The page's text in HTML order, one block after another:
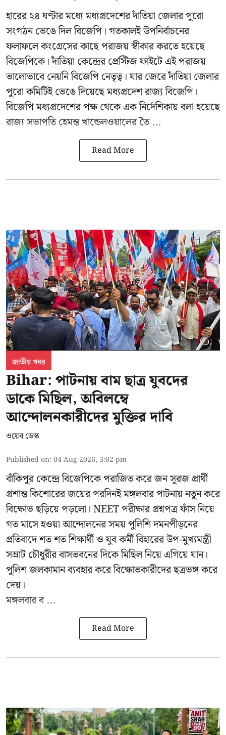
হারের ২৪ ঘণ্টার মধ্যে মধ্যপ্রদেশের দাঁতিয়া জেলার পুরো
সংগঠন ভেঙে দিল বিজেপি। গতকালই উপনির্বাচনের
ফলাফলে কংগ্রেসের কাছে পরাজয় স্বীকার করতে হয়েছে
বিজেপিকে। দাঁতিয়া কেন্দ্রের প্রেস্টিজ ফাইটে এই পরাজয়
ভালোভাবে নেয়নি বিজেপি নেতৃত্ব। যার জেরে দাঁতিয়া জেলার
পুরো কমিটিই ভেঙে দিয়েছে মধ্যপ্রদেশ রাজ্য বিজেপি।
বিজেপি মধ্যপ্রদেশের পক্ষ থেকে এক নির্দেশিকায় বলা হয়েছে
রাজ্য সভাপতি হেমন্ত খান্ডেলওয়ালের তৈ ...
Read More
জাতীয় খবর
Bihar: পাটনায় বাম ছাত্র যুবদের
ডাকে মিছিল, অবিলম্বে
আন্দোলনকারীদের মুক্তির দাবি
ওয়েব ডেস্ক
Published on:04 Aug 2026, 3:02 pm
বাঁকিপুর কেন্দ্রে বিজেপিকে পরাজিত করে জন সূরজ প্রার্থী
প্রশান্ত কিশোরের জয়ের পরদিনই মঙ্গলবার পাটনায় নতুন করে
বিক্ষোভ ছড়িয়ে পড়লো। NEET পরীক্ষার প্রশ্নপত্র ফাঁস নিয়ে
গত মাসে হওয়া আন্দোলনের সময় পুলিশি দমনপীড়নের
প্রতিবাদে শত শত শিক্ষার্থী ও যুব কর্মী বিহারের উপ-মুখ্যমন্ত্রী
সম্রাট চৌধুরীর বাসভবনের দিকে মিছিল নিয়ে এগিয়ে যান।
পুলিশ জলকামান ব্যবহার করে বিক্ষোভকারীদের ছত্রভঙ্গ করে
দেয়।
মঙ্গলবার ব ...
Read More